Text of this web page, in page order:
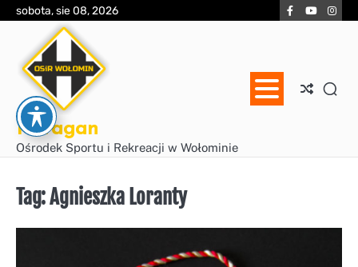
Skip
content
sobota, sie 08, 2026 Facebook
YouTube
Huragan
Ośrodek Sportu i Rekreacji w Wołominie
Tag:Agnieszka Loranty